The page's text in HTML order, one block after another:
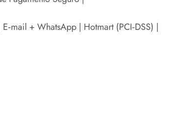
+ WhatsApp | Hotmart (PCI‑DSS) |